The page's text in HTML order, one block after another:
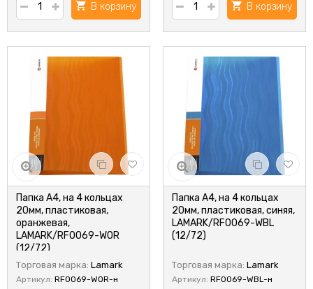
В корзину В корзину
Папка А4, на 4 кольцах
20мм, пластиковая,
оранжевая,
LAMARK/RF0069-WOR
(12/72)
Торговая марка: Lamark
Артикул: RF0069-WOR-н
Папка А4, на 4 кольцах
20мм, пластиковая, синяя,
LAMARK/RF0069-WBL
(12/72)
Торговая марка: Lamark
Артикул: RF0069-WBL-н